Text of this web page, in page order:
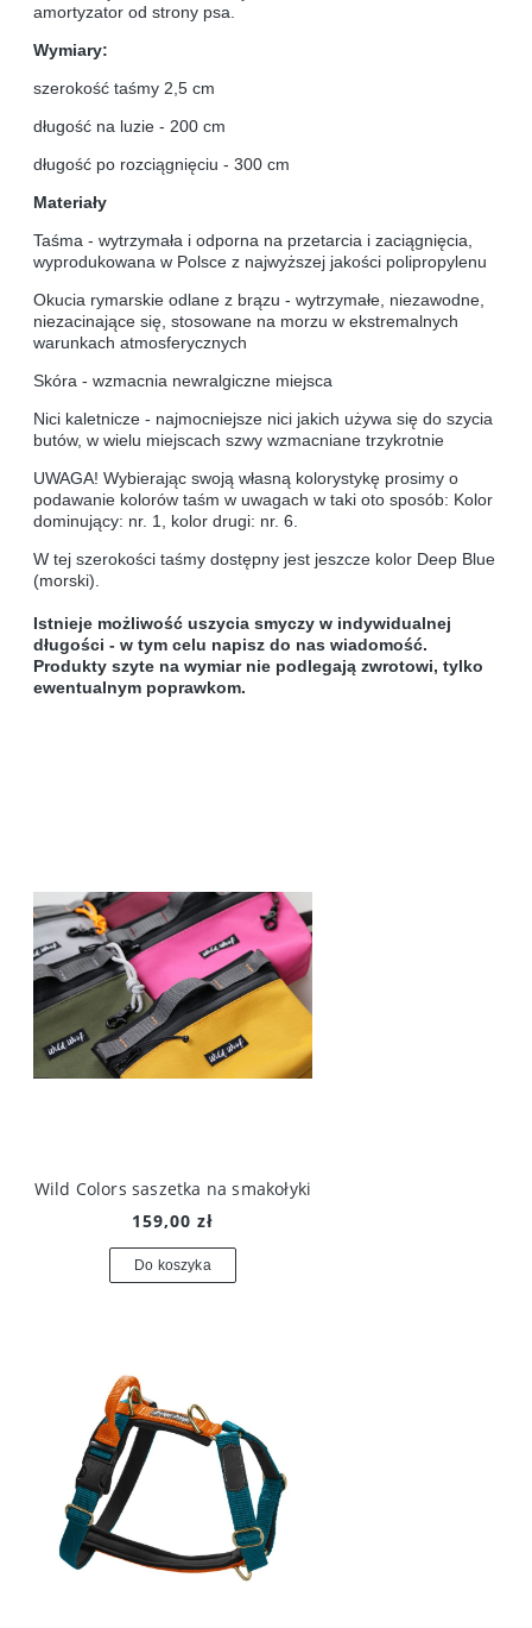
amortyzator od strony psa.
Wymiary:
szerokość taśmy 2,5 cm
długość na luzie - 200 cm
długość po rozciągnięciu - 300 cm
Materiały
Taśma - wytrzymała i odporna na przetarcia i zaciągnięcia,
wyprodukowana w Polsce z najwyższej jakości polipropylenu
Okucia rymarskie odlane z brązu - wytrzymałe, niezawodne,
niezacinające się, stosowane na morzu w ekstremalnych
warunkach atmosferycznych
Skóra - wzmacnia newralgiczne miejsca
Nici kaletnicze - najmocniejsze nici jakich używa się do szycia
butów, w wielu miejscach szwy wzmacniane trzykrotnie
UWAGA! Wybierając swoją własną kolorystykę prosimy o
podawanie kolorów taśm w uwagach w taki oto sposób: Kolor
dominujący: nr. 1, kolor drugi: nr. 6.
W tej szerokości taśmy dostępny jest jeszcze kolor Deep Blue
(morski).
Istnieje możliwość uszycia smyczy w indywidualnej
długości - w tym celu napisz do nas wiadomość.
Produkty szyte na wymiar nie podlegają zwrotowi, tylko
ewentualnym poprawkom.
Wild Colors saszetka na smakołyki
159,00 zł
Do koszyka